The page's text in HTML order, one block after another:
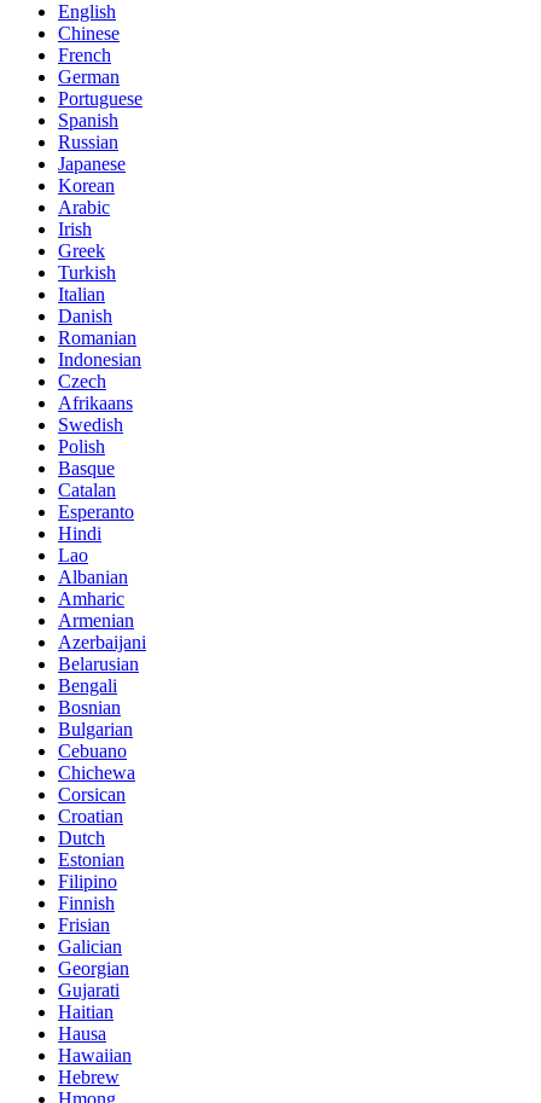
English
Chinese
French
German
Portuguese
Spanish
Russian
Japanese
Korean
Arabic
Irish
Greek
Turkish
Italian
Danish
Romanian
Indonesian
Czech
Afrikaans
Swedish
Polish
Basque
Catalan
Esperanto
Hindi
Lao
Albanian
Amharic
Armenian
Azerbaijani
Belarusian
Bengali
Bosnian
Bulgarian
Cebuano
Chichewa
Corsican
Croatian
Dutch
Estonian
Filipino
Finnish
Frisian
Galician
Georgian
Gujarati
Haitian
Hausa
Hawaiian
Hebrew
Hmong